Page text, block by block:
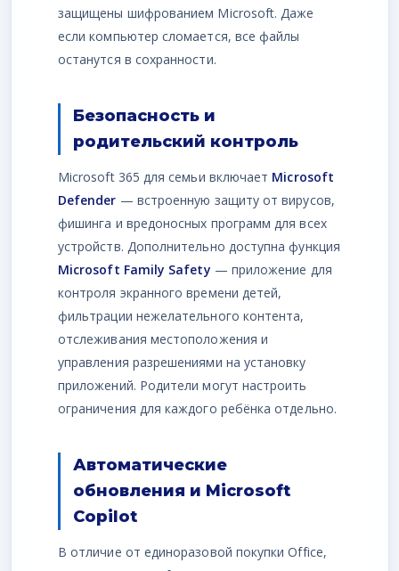
защищены шифрованием Microsoft. Даже
если компьютер сломается, все файлы
останутся в сохранности.
Безопасность и
родительский контроль
Microsoft 365 для семьи включает Microsoft
Defender — встроенную защиту от вирусов,
фишинга и вредоносных программ для всех
устройств. Дополнительно доступна функция
Microsoft Family Safety — приложение для
контроля экранного времени детей,
фильтрации нежелательного контента,
отслеживания местоположения и
управления разрешениями на установку
приложений. Родители могут настроить
ограничения для каждого ребёнка отдельно.
Автоматические
обновления и Microsoft
Copilot
В отличие от единоразовой покупки Office,